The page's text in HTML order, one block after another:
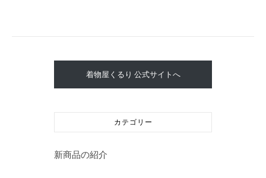
着物屋くるり 公式サイトへ
カテゴリー
新商品の紹介